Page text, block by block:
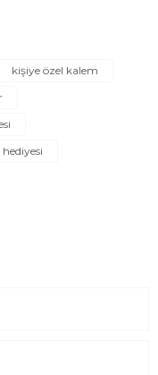
kişiye özel kalem